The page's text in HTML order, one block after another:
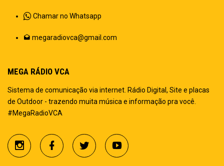
Chamar no Whatsapp
megaradiovca@gmail.com
MEGA RÁDIO VCA
Sistema de comunicação via internet. Rádio Digital, Site e placas
de Outdoor - trazendo muita música e informação pra você.
#MegaRadioVCA